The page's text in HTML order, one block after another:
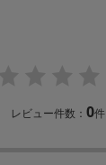
レビュー件数：0件